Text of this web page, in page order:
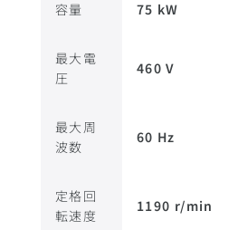
容量 75 kW
最大電
圧
460 V
最大周
波数
60 Hz
定格回
転速度
1190 r/min